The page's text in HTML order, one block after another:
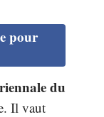
pour
du
Il vaut